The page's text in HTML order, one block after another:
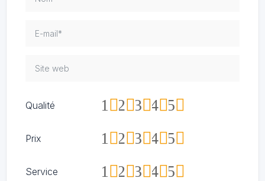
Qualité 5
4
3
2
1
Prix 5
4
3
2
1
Service 5
4
3
2
1